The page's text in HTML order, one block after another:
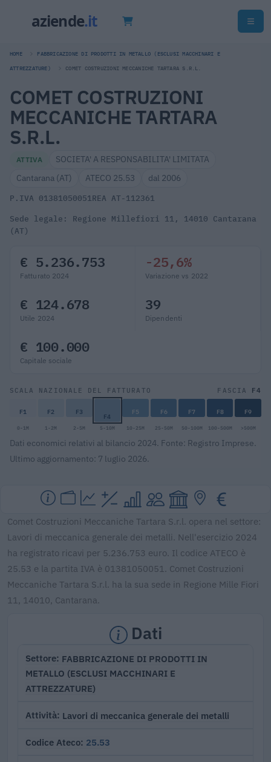
HOME FABBRICAZIONE DI PRODOTTI IN METALLO (ESCLUSI MACCHINARI E
ATTREZZATURE) COMET COSTRUZIONI MECCANICHE TARTARA S.R.L.
COMET COSTRUZIONI
MECCANICHE TARTARA
S.R.L.
ATTIVA
SOCIETA' A RESPONSABILITA' LIMITATA
Cantarana (AT)
ATECO 25.53 dal 2006
P.IVA 01381050051REA AT-112361
Sede legale: Regione Millefiori 11, 14010 Cantarana
(AT)
€ 5.236.753
Fatturato 2024
-25,6%
Variazione vs 2022
€ 124.678
Utile 2024
39
Dipendenti
€ 100.000
Capitale sociale
SCALA NAZIONALE DEL FATTURATO FASCIA F4
F1 F2 F3 F4 F5 F6 F7 F8 F9
0-1M 1-2M 2-5M 5-10M 10-25M 25-50M 50-100M 100-500M >500M
Dati economici relativi al bilancio 2024. Fonte: Registro Imprese.
Ultimo aggiornamento: 7 luglio 2026.
Comet Costruzioni Meccaniche Tartara S.r.l. opera nel settore:
Lavori di meccanica generale dei metalli. Nell'esercizio 2024
ha registrato ricavi per 5.236.753 euro. Il codice ATECO è
25.53 e la partita IVA è 01381050051. Comet Costruzioni
Meccaniche Tartara S.r.l. ha la sua sede in Regione Mille Fiori
11, 14010, Cantarana.
Dati
Settore FABBRICAZIONE DI PRODOTTI IN
METALLO (ESCLUSI MACCHINARI E
ATTREZZATURE)
Attività Lavori di meccanica generale dei metalli
Codice Ateco 25.53